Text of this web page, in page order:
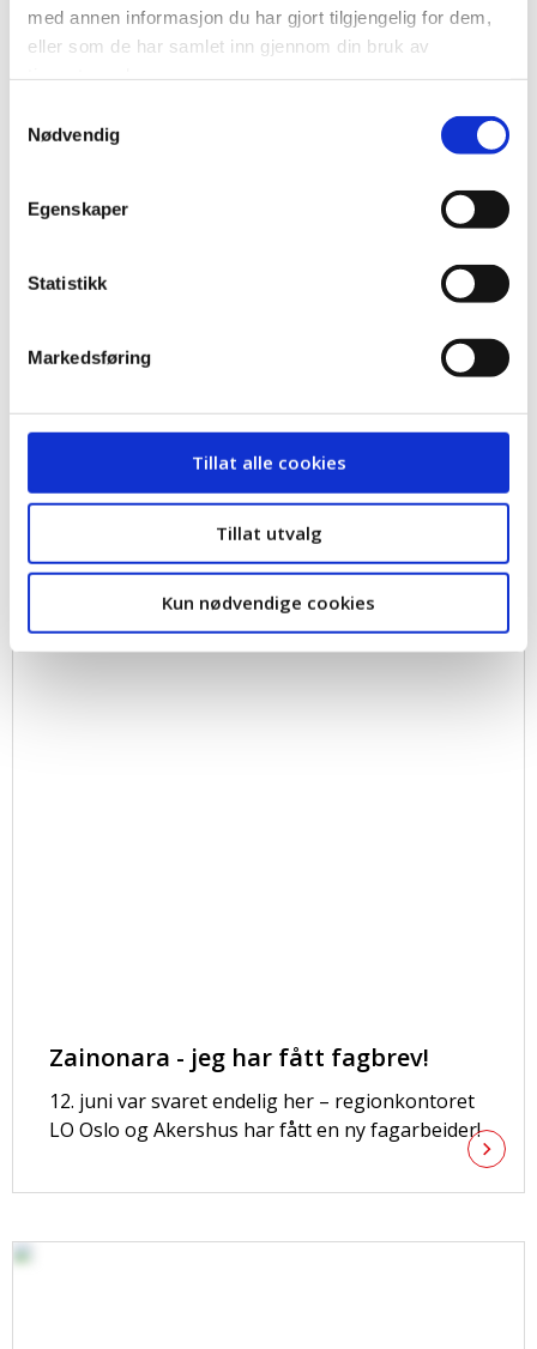
med annen informasjon du har gjort tilgjengelig for dem,
eller som de har samlet inn gjennom din bruk av
Nødvendig
Egenskaper
Statistikk
Markedsføring
Tillat alle cookies
Tillat utvalg
Kun nødvendige cookies
Bli med LO i Oslo pride 2026!
informasjon når vi har det klart.
Zainonara - jeg har fått fagbrev!
12. juni var svaret endelig her – regionkontoret
LO Oslo og Akershus har fått en ny fagarbeider!